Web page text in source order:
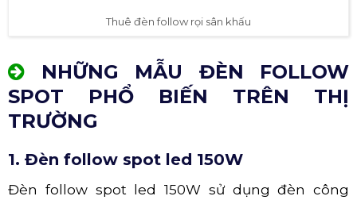
Thuê đèn follow rọi sân khấu
NHỮNG MẪU ĐÈN FOLLOW
SPOT PHỔ BIẾN TRÊN THỊ
TRƯỜNG
1. Đèn follow spot led 150W
Đèn follow spot led 150W sử dụng đèn công